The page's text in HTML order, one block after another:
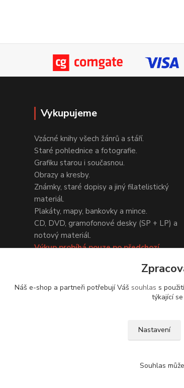
Vykupujeme
Vzácné knihy všech žánrů a stáří.
Staré pohlednice a fotografie.
Grafiku starou i současnou.
Obrazy a kresby.
Známky, staré dopisy a jiný filatelistický
materiál.
Plakáty, mapy, bankovky a mince.
CD, DVD, gramofonové desky (SP + LP) a
notový materiál.
Výkup probíhá pouze po předchozí
Upravit
Náš e-shop a partneři potřebují Váš souhlas s
týkající
Nastavení
Souhlas